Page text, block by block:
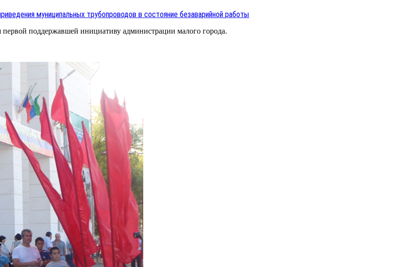
муниципальных трубопроводов в состояние безаварийной работы
поддержавшей инициативу администрации малого города.